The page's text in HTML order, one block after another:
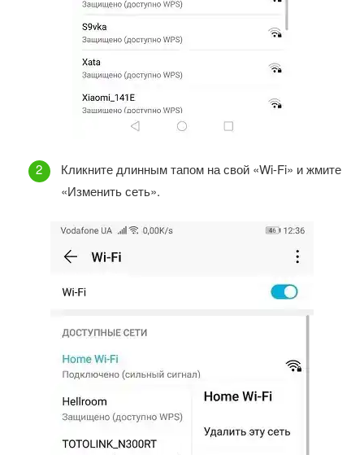
Кликните длинным тапом на свой «Wi-Fi» и жмите
«Изменить сеть».